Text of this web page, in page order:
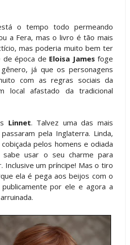
o tempo todo permeando
a Fera, mas o livro é tão mais
mas poderia muito bem ter
de época de Eloisa Jamesfoge
já que os personagens
com as regras sociais da
local afastado da tradicional
Linnet. Talvez uma das mais
pela Inglaterra. Linda,
pelos homens e odiada
sabe usar o seu charme para
Inclusive um príncipe! Mas o tiro
ela é pega aos beijos com o
por ele e agora a